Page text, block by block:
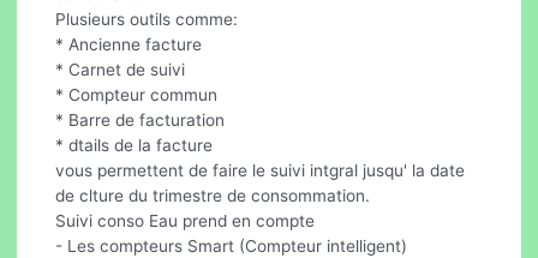
Plusieurs outils comme:
* Ancienne facture
* Carnet de suivi
* Compteur commun
* Barre de facturation
* dtails de la facture
vous permettent de faire le suivi intgral jusqu' la date
de clture du trimestre de consommation.
Suivi conso Eau prend en compte
- Les compteurs Smart (Compteur intelligent)